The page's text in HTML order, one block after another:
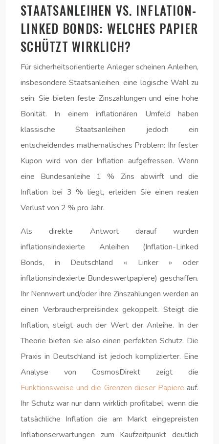
STAATSANLEIHEN VS. INFLATION-
LINKED BONDS: WELCHES PAPIER
SCHÜTZT WIRKLICH?
Für sicherheitsorientierte Anleger scheinen Anleihen,
insbesondere Staatsanleihen, eine logische Wahl zu
sein. Sie bieten feste Zinszahlungen und eine hohe
Bonität. In einem inflationären Umfeld haben
klassische Staatsanleihen jedoch ein
entscheidendes mathematisches Problem: Ihr fester
Kupon wird von der Inflation aufgefressen. Wenn
eine Bundesanleihe 1 % Zins abwirft und die
Inflation bei 3 % liegt, erleiden Sie einen realen
Verlust von 2 % pro Jahr.
Als direkte Antwort darauf wurden
inflationsindexierte Anleihen (Inflation-Linked
Bonds, in Deutschland « Linker » oder
inflationsindexierte Bundeswertpapiere) geschaffen.
Ihr Nennwert und/oder ihre Zinszahlungen werden an
einen Verbraucherpreisindex gekoppelt. Steigt die
Inflation, steigt auch der Wert der Anleihe. In der
Theorie bieten sie also einen perfekten Schutz. Die
Praxis in Deutschland ist jedoch komplizierter. Eine
Analyse von CosmosDirekt zeigt die
Funktionsweise und die Grenzen dieser Papiere auf.
Ihr Schutz war nur dann wirklich profitabel, wenn die
tatsächliche Inflation die am Markt eingepreisten
Inflationserwartungen zum Kaufzeitpunkt deutlich